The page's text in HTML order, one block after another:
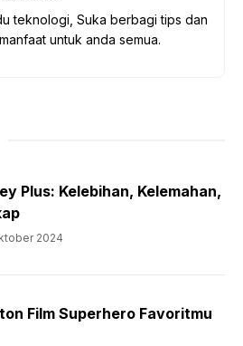
teknologi, Suka berbagi tips dan
untuk anda semua.
Plus: Kelebihan, Kelemahan,
2024
Film Superhero Favoritmu